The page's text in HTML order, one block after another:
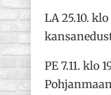
LA 25.10.
PE 7.11. klo